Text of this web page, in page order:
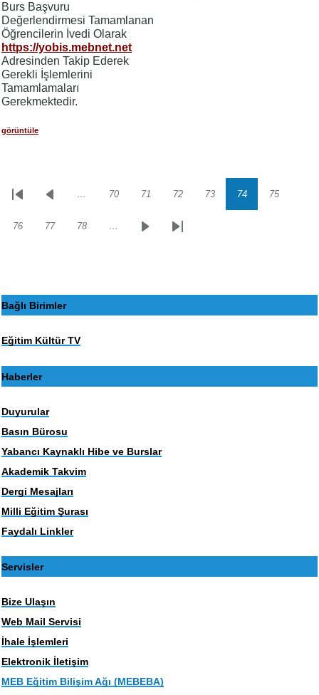
Burs Başvuru
Değerlendirmesi Tamamlanan
Öğrencilerin İvedi Olarak
https://yobis.mebnet.net
Adresinden Takip Ederek
Gerekli İşlemlerini
Tamamlamaları
Gerekmektedir.
görüntüle
Sayfalama
İlk
Önceki… Sayfa
70 Sayfa
71 Sayfa
72 Sayfa
73 Sayfa
74 Sayfa
75
Sayfa
76 Sayfa
77 Sayfa
78 …
SonrakiSon
Bağlı Birimler
Eğitim Kültür TV
Haberler
Duyurular
Basın Bürosu
Yabancı Kaynaklı Hibe ve Burslar
Akademik Takvim
Dergi Mesajları
Milli Eğitim Şurası
Faydalı Linkler
Servisler
Bize Ulaşın
Web Mail Servisi
İhale İşlemleri
Elektronik İletişim
MEB Eğitim Bilişim Ağı (MEBEBA)